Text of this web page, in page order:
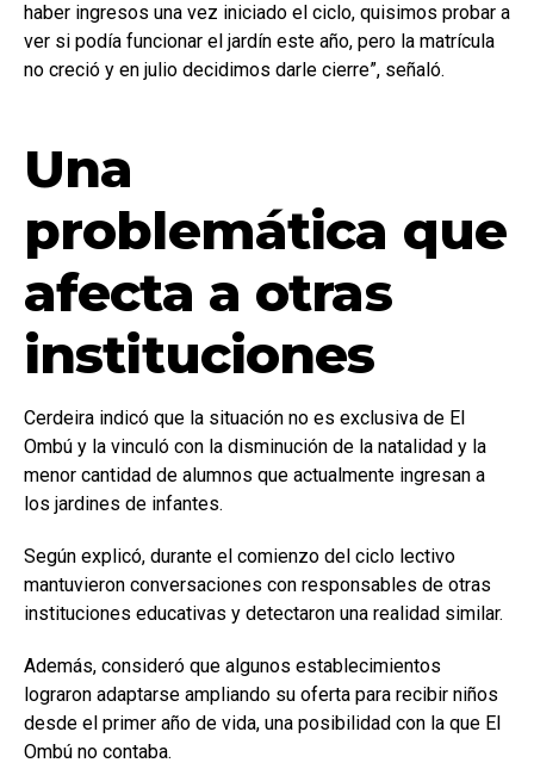
haber ingresos una vez iniciado el ciclo, quisimos probar a
ver si podía funcionar el jardín este año, pero la matrícula
no creció y en julio decidimos darle cierre”, señaló.
Una
problemática que
afecta a otras
instituciones
Cerdeira indicó que la situación no es exclusiva de El
Ombú y la vinculó con la disminución de la natalidad y la
menor cantidad de alumnos que actualmente ingresan a
los jardines de infantes.
Según explicó, durante el comienzo del ciclo lectivo
mantuvieron conversaciones con responsables de otras
instituciones educativas y detectaron una realidad similar.
Además, consideró que algunos establecimientos
lograron adaptarse ampliando su oferta para recibir niños
desde el primer año de vida, una posibilidad con la que El
Ombú no contaba.